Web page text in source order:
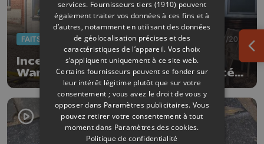
FAITS DIVERS 28/07/2026
Incendie à l’ASBL Haut Regard à
Waremme : « les résidents ont été
évacués à temps »
services. Fournisseurs tiers (1910) peuvent
également traiter vos données à ces fins et à
d’autres, notamment en utilisant des données
de géolocalisation précises et des
caractéristiques de l’appareil. Vos choix
s’appliquent uniquement à ce site web.
Certains fournisseurs peuvent se fonder sur
leur intérêt légitime plutôt que sur votre
consentement ; vous avez le droit de vous y
opposer dans Paramètres publicitaires. Vous
pouvez retirer votre consentement à tout
moment dans Paramètres des cookies.
Politique de confidentialité